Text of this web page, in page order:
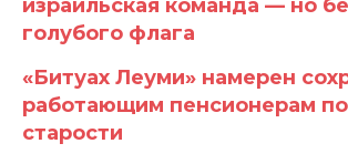
израильская команда — но
голубого флага
«Битуах Леуми» намерен
работающим пенсионерам
старости